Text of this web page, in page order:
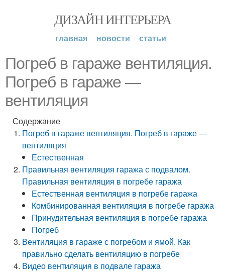
ДИЗАЙН ИНТЕРЬЕРА
главная новости статьи
Погреб в гараже вентиляция.
Погреб в гараже —
вентиляция
Содержание
Погреб в гараже вентиляция. Погреб в гараже —
вентиляция
Естественная
Правильная вентиляция гаража с подвалом.
Правильная вентиляция в погребе гаража
Естественная вентиляция в погребе гаража
Комбинированная вентиляция в погребе гаража
Принудительная вентиляция в погребе гаража
Погреб
Вентиляция в гараже с погребом и ямой. Как
правильно сделать вентиляцию в погребе
Видео вентиляция в подвале гаража